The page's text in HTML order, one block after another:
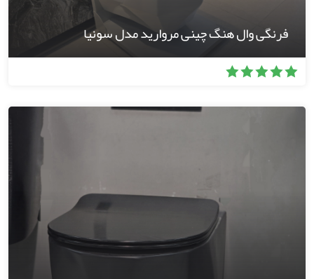
فرنگی وال‌ هنگ چینی مروارید مدل سونیا